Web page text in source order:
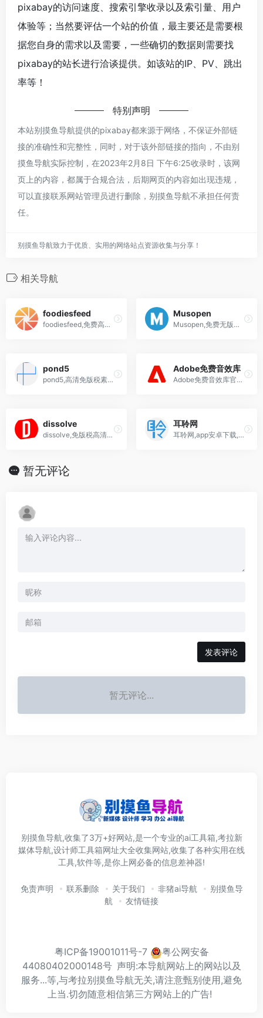
pixabay的访问速度、搜索引擎收录以及索引量、用户
体验等；当然要评估一个站的价值，最主要还是需要根
据您自身的需求以及需要，一些确切的数据则需要找
pixabay的站长进行洽谈提供。如该站的IP、PV、跳出
率等！
特别声明
本站别摸鱼导航提供的pixabay都来源于网络，不保证外部链
接的准确性和完整性，同时，对于该外部链接的指向，不由别
摸鱼导航实际控制，在2023年2月8日 下午6:25收录时，该网
页上的内容，都属于合规合法，后期网页的内容如出现违规，
可以直接联系网站管理员进行删除，别摸鱼导航不承担任何责
任。
别摸鱼导航致力于优质、实用的网络站点资源收集与分享！
相关导航
foodiesfeed
foodiesfeed,免费高清美食图片素材网站
Musopen
Musopen,免费无版权的古典音乐下载网站
pond5
pond5,高清免版税素材网站中文版视频,图片,音乐,音效,图标,3d模型
Adobe免费音效库
Adobe免费音效库官网,高清免版税的音效库
dissolve
dissolve,免版税高清视频素材下载网站
耳聆网
耳聆网,app安卓下载,专业的免费音乐音效素材网站
暂无评论
发表评论
暂无评论...
别摸鱼导航,收集了3万+好网站,是一个专业的ai工具箱,考拉新
媒体导航,设计师工具箱网址大全收集网站,收集了各种实用在线
工具,软件等,是你上网必备的信息差神器!
免责声明 联系删除 关于我们 非猪ai导航
别摸鱼导
航
友情链接
粤ICP备19001011号-7
粤公网安备
44080402000148号 声明:本导航网站上的网站以及
服务...等,与考拉别摸鱼导航无关,请注意甄别使用,避免
上当.切勿随意相信第三方网站上的广告!